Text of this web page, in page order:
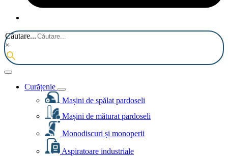
Căutare...
×
Curățenie
Mașini de spălat pardoseli
Mașini de măturat pardoseli
Monodiscuri și monoperii
Aspiratoare industriale